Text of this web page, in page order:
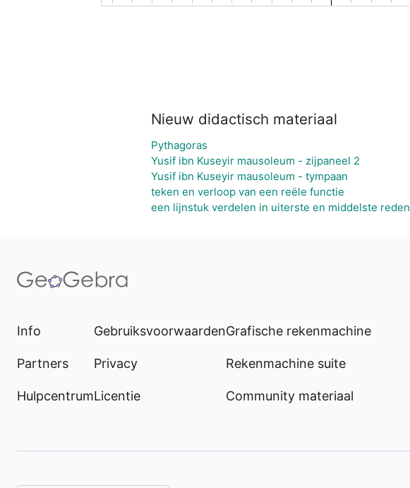
Nieuw didactisch materiaal
Pythagoras
Yusif ibn Kuseyir mausoleum - zijpaneel 2
Yusif ibn Kuseyir mausoleum - tympaan
teken en verloop van een reële functie
een lijnstuk verdelen in uiterste en middelste reden
Info
Partners
Hulpcentrum
Gebruiksvoorwaarden
Privacy
Licentie
Grafische rekenmachine
Rekenmachine suite
Community materiaal